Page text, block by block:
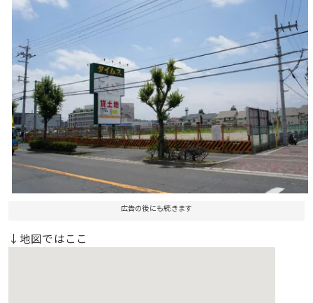
広告の後にも続きます
↓地図ではここ